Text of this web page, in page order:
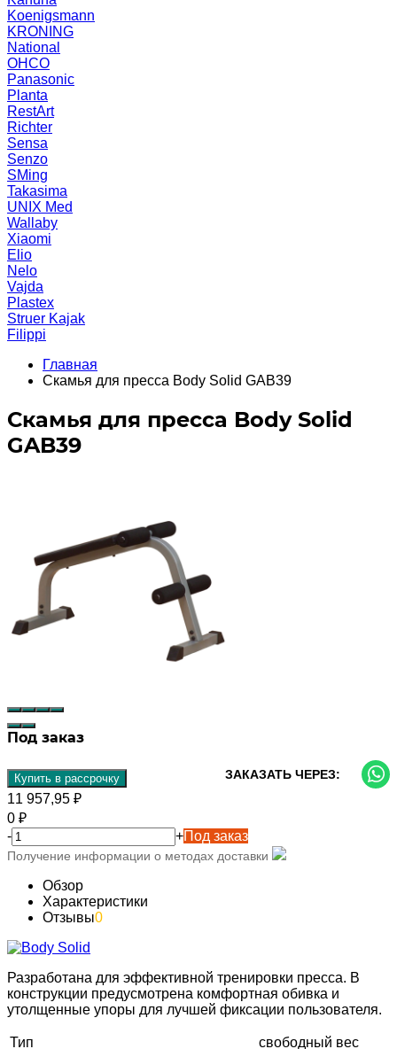
Koenigsmann
KRONING
National
OHCO
Panasonic
Planta
RestArt
Richter
Sensa
Senzo
SMing
Takasima
UNIX Med
Wallaby
Xiaomi
Elio
Nelo
Vajda
Plastex
Struer Kajak
Filippi
Главная
Скамья для пресса Body Solid GAB39
Скамья для пресса Body Solid
GAB39
Под заказ
Купить в рассрочку ЗАКАЗАТЬ ЧЕРЕЗ:
11 957,95 ₽
0 ₽
-
+Под заказ
Получение информации о методах доставки
Обзор
Характеристики
Отзывы0
Разработана для эффективной тренировки пресса. В
конструкции предусмотрена комфортная обивка и
утолщенные упоры для лучшей фиксации пользователя.
Тип свободный вес